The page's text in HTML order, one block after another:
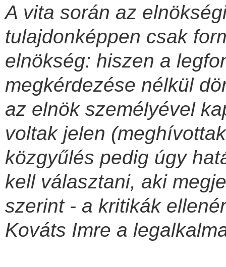
A vita során az
tulajdonképpen csak
elnökség: hiszen a
megkérdezése nélkül
az elnök személyével
voltak jelen
közgyűlés pedig úgy
kell választani, aki
szerint - a kritikák
Kováts Imre a